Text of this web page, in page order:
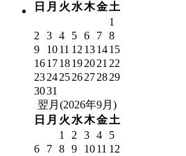
日 月 火水木金土
1
2 3 4 5 6 7 8
9
1011 12131415
16171819202122
23242526272829
3031
翌月(2026年9月)
日 月 火水木金土
1
2 3 4
5
6
7 8 9 1011 12